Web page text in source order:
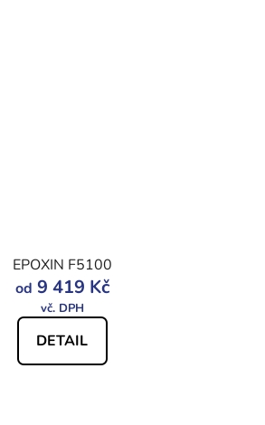
EPOXIN F5100
od 9 419 Kč
DETAIL